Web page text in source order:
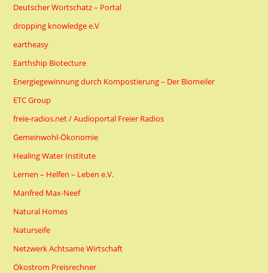
Deutscher Wortschatz – Portal
dropping knowledge e.V
eartheasy
Earthship Biotecture
Energiegewinnung durch Kompostierung – Der Biomeiler
ETC Group
freie-radios.net / Audioportal Freier Radios
Gemeinwohl-Ökonomie
Healing Water Institute
Lernen – Helfen – Leben e.V.
Manfred Max-Neef
Natural Homes
Naturseife
Netzwerk Achtsame Wirtschaft
Ökostrom Preisrechner